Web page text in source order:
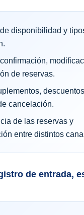
disponibilidad y
de reservas.
cancelación.
de las reservas y
entre distintos
de entrada,